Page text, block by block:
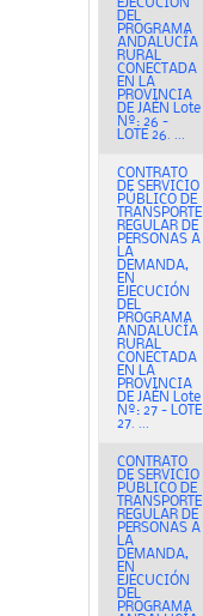
EJECUCIÓN
DEL
PROGRAMA
ANDALUCÍA
RURAL
CONECTADA
EN LA
PROVINCIA
DE JAÉN Lote
Nº: 26 -
LOTE 26. ...
CONTRATO
DE SERVICIO
PÚBLICO DE
TRANSPORTE
REGULAR DE
PERSONAS A
LA
DEMANDA,
EN
EJECUCIÓN
DEL
PROGRAMA
ANDALUCÍA
RURAL
CONECTADA
EN LA
PROVINCIA
DE JAÉN Lote
Nº: 27 - LOTE
27. ...
CONTRATO
DE SERVICIO
PÚBLICO DE
TRANSPORTE
REGULAR DE
PERSONAS A
LA
DEMANDA,
EN
EJECUCIÓN
DEL
PROGRAMA